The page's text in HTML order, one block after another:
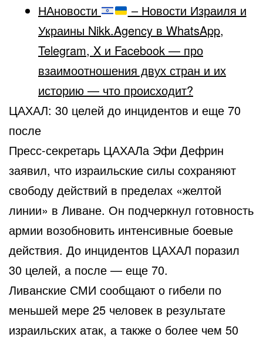
НАновости
– Новости Израиля и
Украины Nikk.Agency в WhatsApp,
Telegram, X и Facebook — про
взаимоотношения двух стран и их
историю — что происходит?
ЦАХАЛ: 30 целей до инцидентов и еще 70
после
Пресс-секретарь ЦАХАЛа Эфи Дефрин
заявил, что израильские силы сохраняют
свободу действий в пределах «желтой
линии» в Ливане. Он подчеркнул готовность
армии возобновить интенсивные боевые
действия. До инцидентов ЦАХАЛ поразил
30 целей, а после — еще 70.
Ливанские СМИ сообщают о гибели по
меньшей мере 25 человек в результате
израильских атак, а также о более чем 50